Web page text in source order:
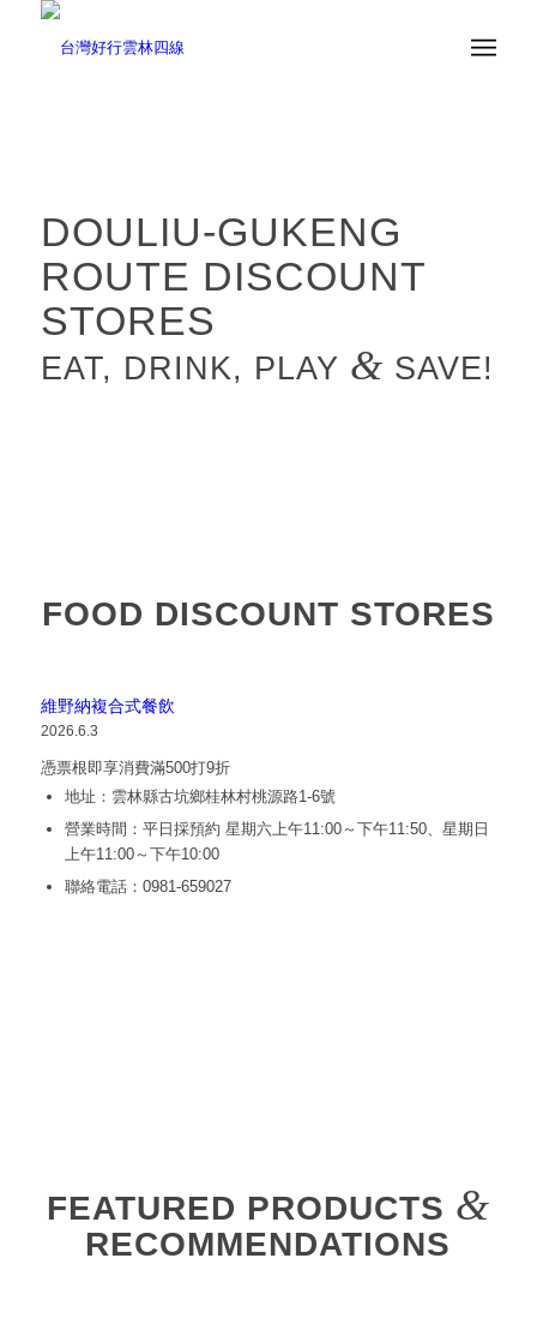
DOULIU-GUKENG
ROUTE DISCOUNT
STORES
EAT, DRINK, PLAY & SAVE!
FOOD DISCOUNT STORES
維野納複合式餐飲
2026.6.3
憑票根即享消費滿500打9折
地址：雲林縣古坑鄉桂林村桃源路1-6號
營業時間：平日採預約 星期六上午11:00～下午11:50、星期日
上午11:00～下午10:00
聯絡電話：0981-659027
FEATURED PRODUCTS &
RECOMMENDATIONS